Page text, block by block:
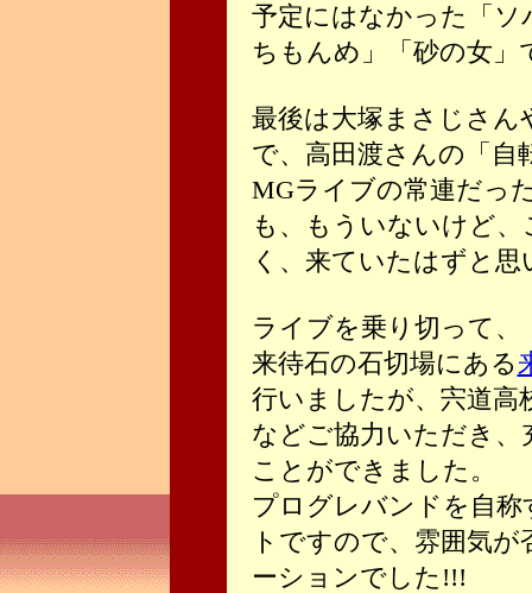
予定にはなかった「ソ
ちもんめ」「砂の女
最後は大塚まさじさん
で、高田渡さんの「自
MGライブの常連だっ
も、もういないけど
く、来ていたはずと思
ライブを乗り切って、
来待石の石切場にある
行いましたが、宍道高
などご協力いただき
ことができました。
プログレバンドを自
トですので、雰囲気
ーションでした!!!